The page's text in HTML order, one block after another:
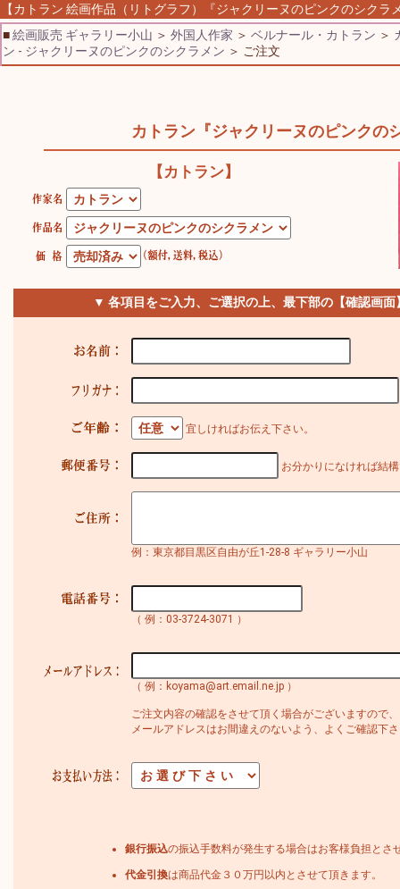
【カトラン 絵画作品（リトグラフ）『ジャクリーヌのピンクのシクラ
■絵画販売 ギャラリー小山 ＞ 外国人作家 ＞ ベルナール・カトラン ＞
ン - ジャクリーヌのピンクのシクラメン ＞ ご注文
カトラン『ジャクリーヌのピンクの
【カトラン】
▼ 各項目をご入力、ご選択の上、最下部の【確認画
宜しければお伝え下さい。
お分かりになければ結
例：東京都目黒区自由が丘1-28-8 ギャラリー小山
（ 例：03-3724-3071 ）
（ 例：koyama@art.email.ne.jp ）
ご注文内容の確認をさせて頂く場合がございますので、
メールアドレスはお間違えのないよう、よくご確認下
銀行振込の振込手数料が発生する場合はお客様負担とさ
代金引換は商品代金３０万円以内とさせて頂きます。